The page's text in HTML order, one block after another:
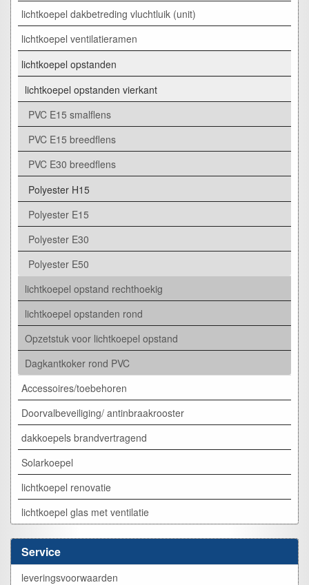
lichtkoepel dakbetreding vluchtluik (unit)
lichtkoepel ventilatieramen
lichtkoepel opstanden
lichtkoepel opstanden vierkant
PVC E15 smalflens
PVC E15 breedflens
PVC E30 breedflens
Polyester H15
Polyester E15
Polyester E30
Polyester E50
lichtkoepel opstand rechthoekig
lichtkoepel opstanden rond
Opzetstuk voor lichtkoepel opstand
Dagkantkoker rond PVC
Accessoires/toebehoren
Doorvalbeveiliging/ antinbraakrooster
dakkoepels brandvertragend
Solarkoepel
lichtkoepel renovatie
lichtkoepel glas met ventilatie
Service
leveringsvoorwaarden